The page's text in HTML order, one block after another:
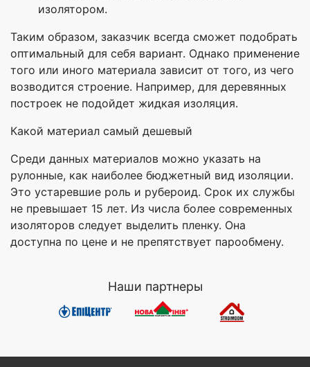
изолятором.
Таким образом, заказчик всегда сможет подобрать
оптимальный для себя вариант. Однако применение
того или иного материала зависит от того, из чего
возводится строение. Например, для деревянных
построек не подойдет жидкая изоляция.
Какой материал самый дешевый
Среди данных материалов можно указать на
рулонные, как наиболее бюджетный вид изоляции.
Это устаревшие роль и рубероид. Срок их службы
не превышает 15 лет. Из числа более современных
изоляторов следует выделить пленку. Она
доступна по цене и не препятствует парообмену.
Наши партнеры